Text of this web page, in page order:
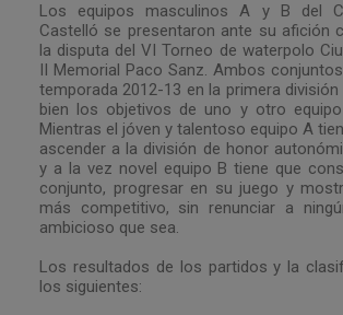
Los equipos masculinos A y B del
Castelló se presentaron ante su afición
la disputa del VI Torneo de waterpolo
II Memorial Paco Sanz. Ambos
temporada 2012-13 en la primera
bien los objetivos de uno y otro
Mientras el jóven y talentoso equipo A
ascender a la división de honor
y a la vez novel equipo B tiene que
conjunto, progresar en su juego y
más competitivo, sin renunciar a
ambicioso que sea.
Los resultados de los partidos y la
los siguientes: